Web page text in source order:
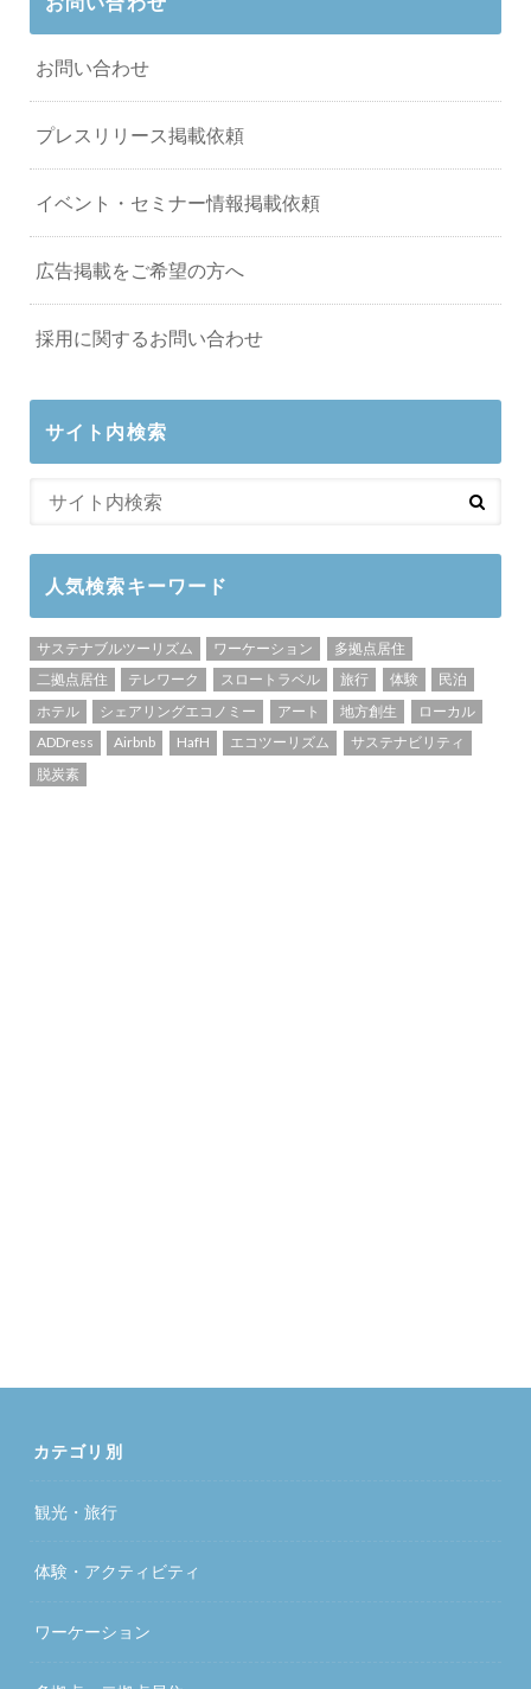
お問い合わせ
プレスリリース掲載依頼
イベント・セミナー情報掲載依頼
広告掲載をご希望の方へ
採用に関するお問い合わせ
サイト内検索
人気検索キーワード
サステナブルツーリズム ワーケーション
多拠点居住
二拠点居住
テレワーク スロートラベル 旅行 体験
民泊
ホテル
シェアリングエコノミー アート 地方創生
ローカル
ADDress
Airbnb HafH エコツーリズム
サステナビリティ
脱炭素
カテゴリ別
観光・旅行
体験・アクティビティ
ワーケーション